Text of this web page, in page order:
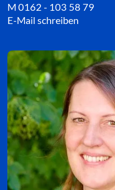
M 0162 - 103 58 79
E-Mail schreiben